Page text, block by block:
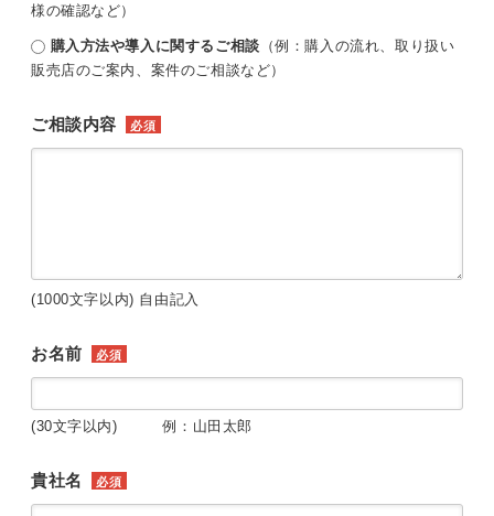
様の確認など）
購入方法や導入に関するご相談 （例：購入の流れ、取り扱い
販売店のご案内、案件のご相談など）
ご相談内容 必須
(1000文字以内) 自由記入
お名前 必須
(30文字以内) 例：山田太郎
貴社名 必須